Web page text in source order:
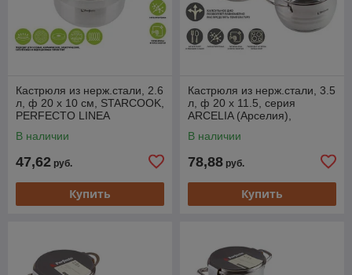
Кастрюля из нерж.стали, 2.6
л, ф 20 x 10 см, STARCOOK,
PERFECTO LINEA
В наличии
47,62 руб.
Купить
Кастрюля из нерж.стали, 3.5
л, ф 20 x 11.5, серия
ARCELIA (Арселия),
В наличии
78,88 руб.
Купить